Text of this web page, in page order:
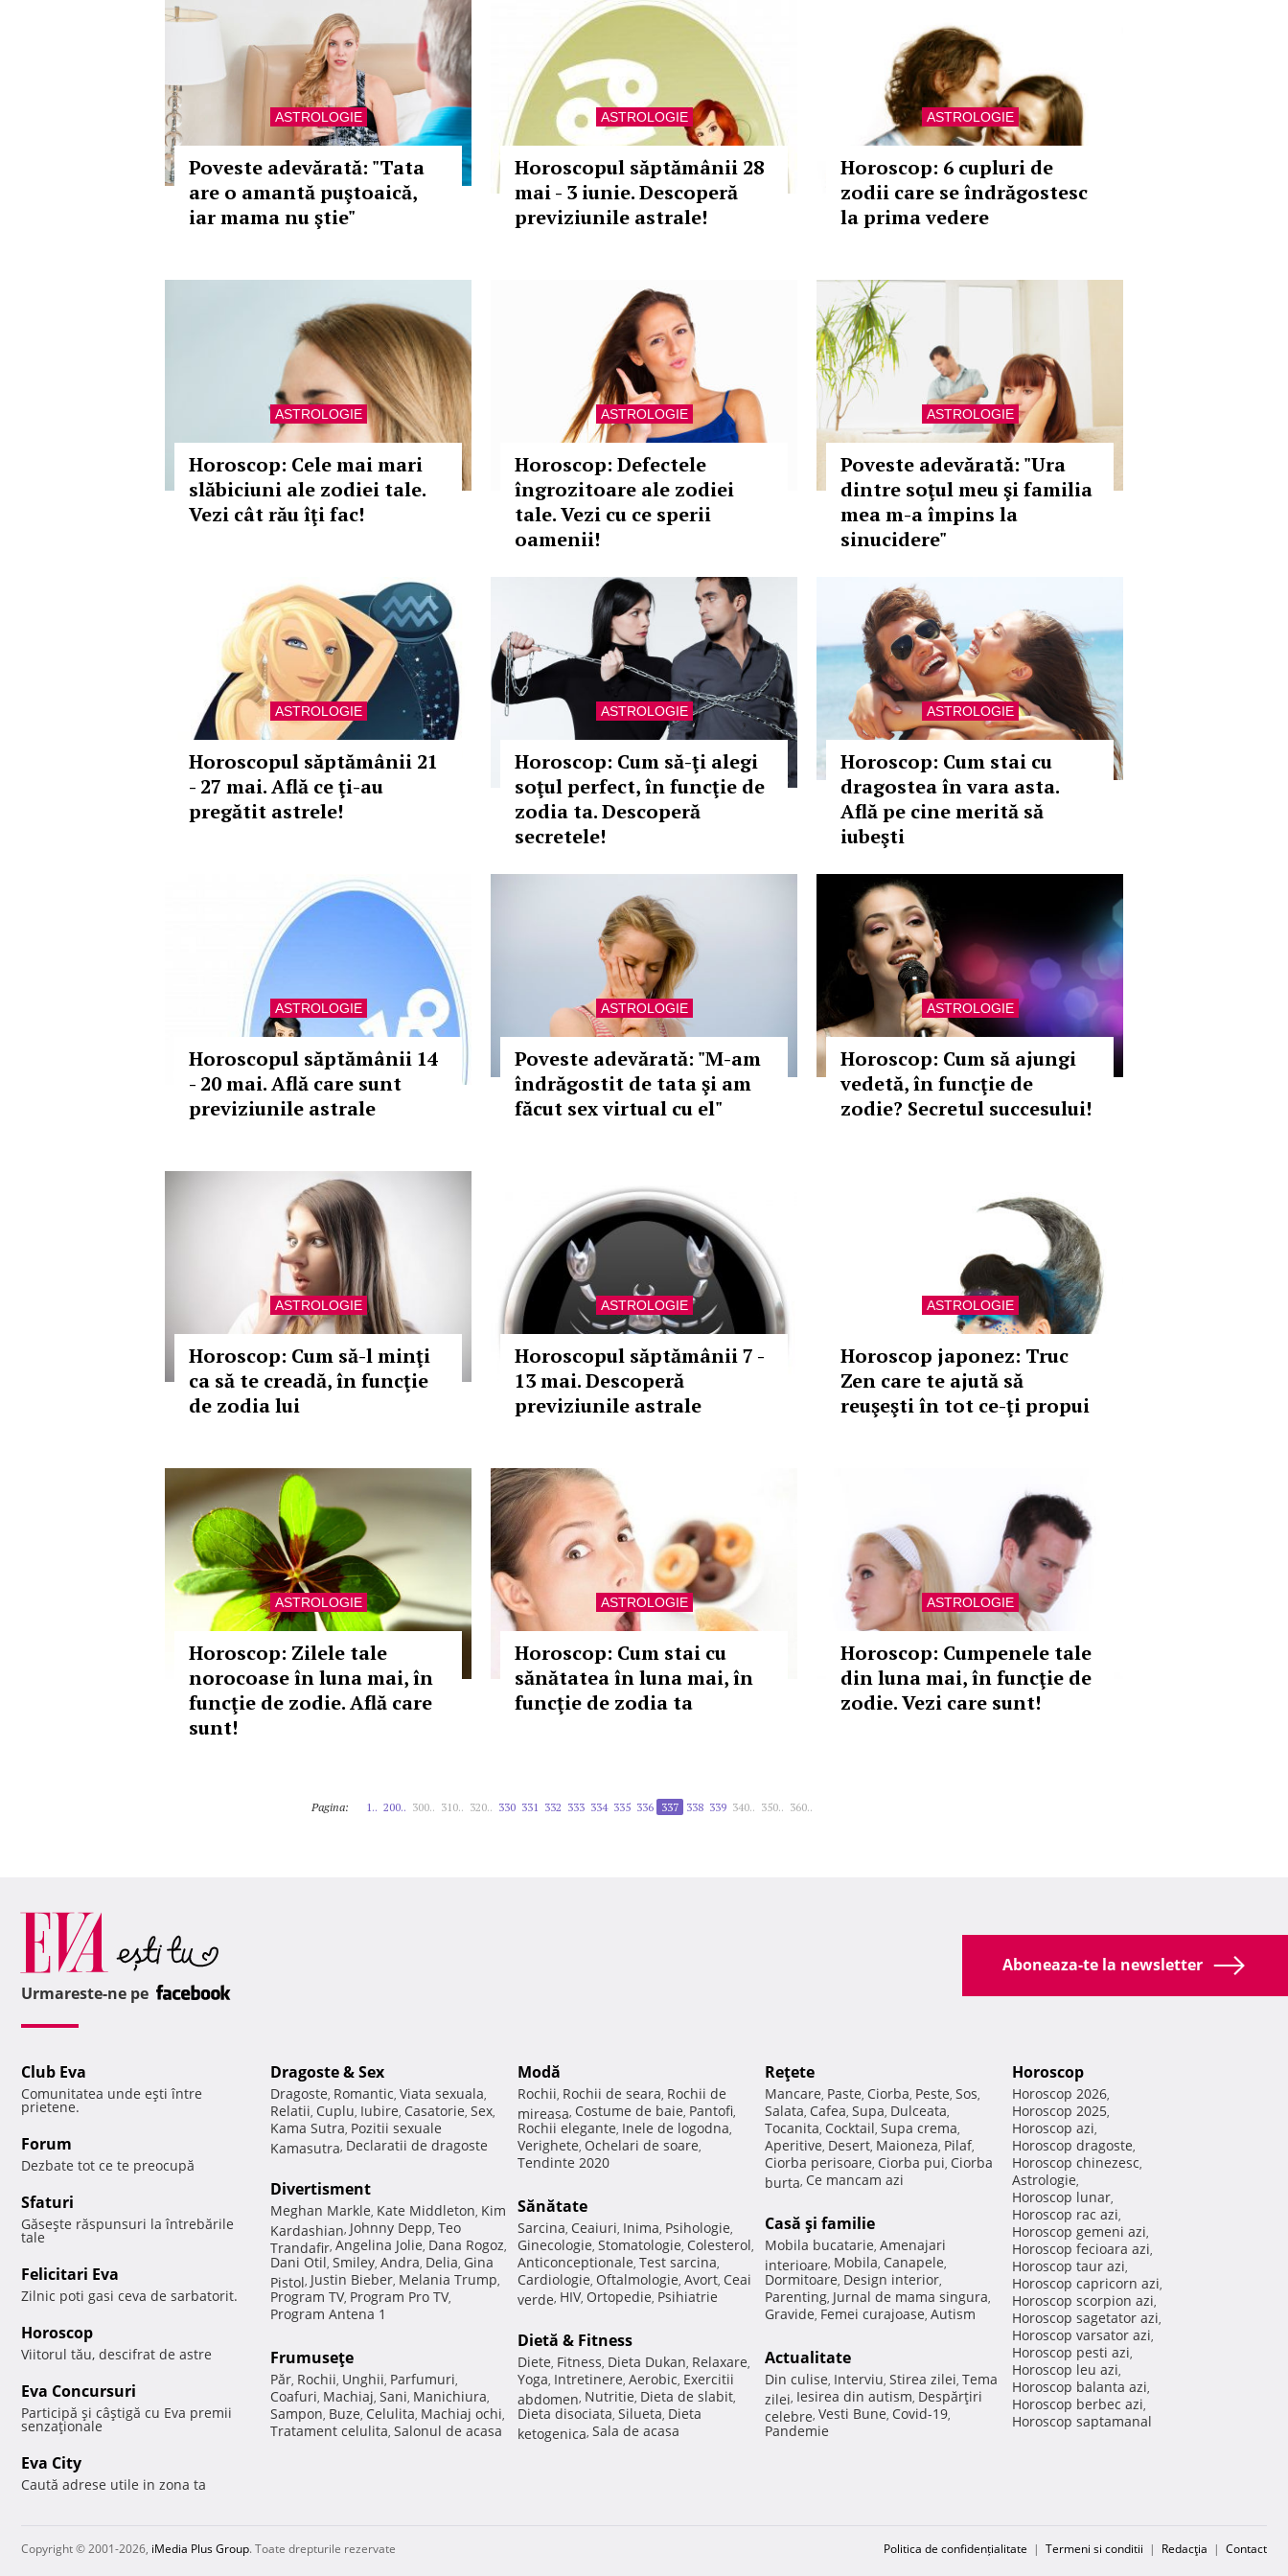
ASTROLOGIE
Poveste adevărată: "Tata
are o amantă puştoaică,
iar mama nu ştie"
ASTROLOGIE
Horoscopul săptămânii 28
mai - 3 iunie. Descoperă
previziunile astrale!
ASTROLOGIE
Horoscop: 6 cupluri de
zodii care se îndrăgostesc
la prima vedere
ASTROLOGIE
Horoscop: Cele mai mari
slăbiciuni ale zodiei tale.
Vezi cât rău îţi fac!
ASTROLOGIE
Horoscop: Defectele
îngrozitoare ale zodiei
tale. Vezi cu ce sperii
oamenii!
ASTROLOGIE
Poveste adevărată: "Ura
dintre soţul meu şi familia
mea m-a împins la
sinucidere"
ASTROLOGIE
Horoscopul săptămânii 21
- 27 mai. Află ce ţi-au
pregătit astrele!
ASTROLOGIE
Horoscop: Cum să-ţi alegi
soţul perfect, în funcţie de
zodia ta. Descoperă
secretele!
ASTROLOGIE
Horoscop: Cum stai cu
dragostea în vara asta.
Află pe cine merită să
iubeşti
ASTROLOGIE
Horoscopul săptămânii 14
- 20 mai. Află care sunt
previziunile astrale
ASTROLOGIE
Poveste adevărată: "M-am
îndrăgostit de tata şi am
făcut sex virtual cu el"
ASTROLOGIE
Horoscop: Cum să ajungi
vedetă, în funcţie de
zodie? Secretul succesului!
ASTROLOGIE
Horoscop: Cum să-l minţi
ca să te creadă, în funcţie
de zodia lui
ASTROLOGIE
Horoscopul săptămânii 7 -
13 mai. Descoperă
previziunile astrale
ASTROLOGIE
Horoscop japonez: Truc
Zen care te ajută să
reuşeşti în tot ce-ţi propui
ASTROLOGIE
Horoscop: Zilele tale
norocoase în luna mai, în
funcţie de zodie. Află care
sunt!
ASTROLOGIE
Horoscop: Cum stai cu
sănătatea în luna mai, în
funcţie de zodia ta
ASTROLOGIE
Horoscop: Cumpenele tale
din luna mai, în funcţie de
zodie. Vezi care sunt!
Pagina: 1.. 200.. 300.. 310.. 320.. 330 331 332 333 334 335 336 337 338 339 340.. 350.. 360..
Aboneaza-te la newsletter
Urmareste-ne pe
Club Eva
Comunitatea unde eşti între
prietene.
Forum
Dezbate tot ce te preocupă
Sfaturi
Găseşte răspunsuri la întrebările
tale
Felicitari Eva
Zilnic poti gasi ceva de sarbatorit.
Horoscop
Viitorul tău, descifrat de astre
Eva Concursuri
Participă şi câştigă cu Eva premii
senzaţionale
Eva City
Caută adrese utile in zona ta
Dragoste & Sex
Dragoste, Romantic, Viata sexuala,
Relatii, Cuplu, Iubire, Casatorie, Sex,
Kama Sutra, Pozitii sexuale
Kamasutra, Declaratii de dragoste
Divertisment
Meghan Markle, Kate Middleton, Kim
Kardashian, Johnny Depp, Teo
Trandafir, Angelina Jolie, Dana Rogoz,
Dani Otil, Smiley, Andra, Delia, Gina
Pistol, Justin Bieber, Melania Trump,
Program TV, Program Pro TV,
Program Antena 1
Frumuseţe
Păr, Rochii, Unghii, Parfumuri,
Coafuri, Machiaj, Sani, Manichiura,
Sampon, Buze, Celulita, Machiaj ochi,
Tratament celulita, Salonul de acasa
Modă
Rochii, Rochii de seara, Rochii de
mireasa, Costume de baie, Pantofi,
Rochii elegante, Inele de logodna,
Verighete, Ochelari de soare,
Tendinte 2020
Sănătate
Sarcina, Ceaiuri, Inima, Psihologie,
Ginecologie, Stomatologie, Colesterol,
Anticonceptionale, Test sarcina,
Cardiologie, Oftalmologie, Avort, Ceai
verde, HIV, Ortopedie, Psihiatrie
Dietă & Fitness
Diete, Fitness, Dieta Dukan, Relaxare,
Yoga, Intretinere, Aerobic, Exercitii
abdomen, Nutritie, Dieta de slabit,
Dieta disociata, Silueta, Dieta
ketogenica, Sala de acasa
Reţete
Mancare, Paste, Ciorba, Peste, Sos,
Salata, Cafea, Supa, Dulceata,
Tocanita, Cocktail, Supa crema,
Aperitive, Desert, Maioneza, Pilaf,
Ciorba perisoare, Ciorba pui, Ciorba
burta, Ce mancam azi
Casă şi familie
Mobila bucatarie, Amenajari
interioare, Mobila, Canapele,
Dormitoare, Design interior,
Parenting, Jurnal de mama singura,
Gravide, Femei curajoase, Autism
Actualitate
Din culise, Interviu, Stirea zilei, Tema
zilei, Iesirea din autism, Despărţiri
celebre, Vesti Bune, Covid-19,
Pandemie
Horoscop
Horoscop 2026,
Horoscop 2025,
Horoscop azi,
Horoscop dragoste,
Horoscop chinezesc,
Astrologie,
Horoscop lunar,
Horoscop rac azi,
Horoscop gemeni azi,
Horoscop fecioara azi,
Horoscop taur azi,
Horoscop capricorn azi,
Horoscop scorpion azi,
Horoscop sagetator azi,
Horoscop varsator azi,
Horoscop pesti azi,
Horoscop leu azi,
Horoscop balanta azi,
Horoscop berbec azi,
Horoscop saptamanal
Copyright © 2001-2026, iMedia Plus Group. Toate drepturile rezervate Politica de confidențialitate | Termeni si conditii | Redacţia | Contact